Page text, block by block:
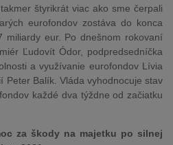
štyrikrát viac ako sme čerpali
eurofondov zostáva do konca
miliardy eur. Po dnešnom rokovaní
Ľudovít Ódor, podpredsedníčka
a využívanie eurofondov Lívia
Peter Balík. Vláda vyhodnocuje stav
každé dva týždne od začiatku
za škody na majetku po silnej